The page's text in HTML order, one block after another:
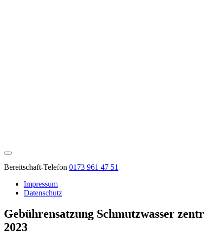
Bereitschaft-Telefon 0173 961 47 51
Impressum
Datenschutz
Gebührensatzung Schmutzwasser zentr
2023